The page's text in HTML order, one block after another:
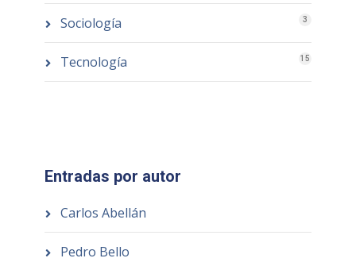
Sociología 3
Tecnología 15
Entradas por autor
Carlos Abellán
Pedro Bello